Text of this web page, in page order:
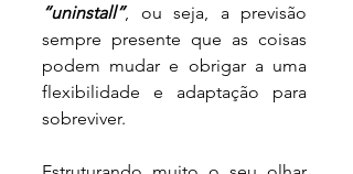
“uninstall”, ou seja, a previsão
sempre presente que as coisas
podem mudar e obrigar a uma
flexibilidade e adaptação para
sobreviver.